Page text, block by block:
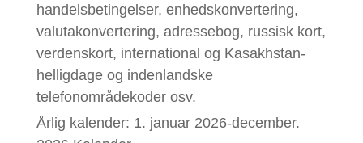
handelsbetingelser, enhedskonvertering,
valutakonvertering, adressebog, russisk kort,
verdenskort, international og Kasakhstan-
helligdage og indenlandske
telefonområdekoder osv.
Årlig kalender: 1. januar 2026-december.